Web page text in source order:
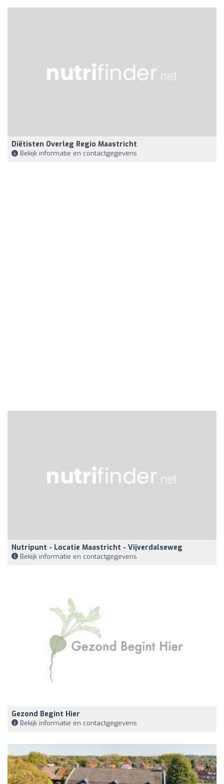
Diëtisten Overleg Regio Maastricht
Bekijk informatie en contactgegevens
Nutripunt - Locatie Maastricht - Vijverdalseweg
Bekijk informatie en contactgegevens
Gezond Begint Hier
Bekijk informatie en contactgegevens